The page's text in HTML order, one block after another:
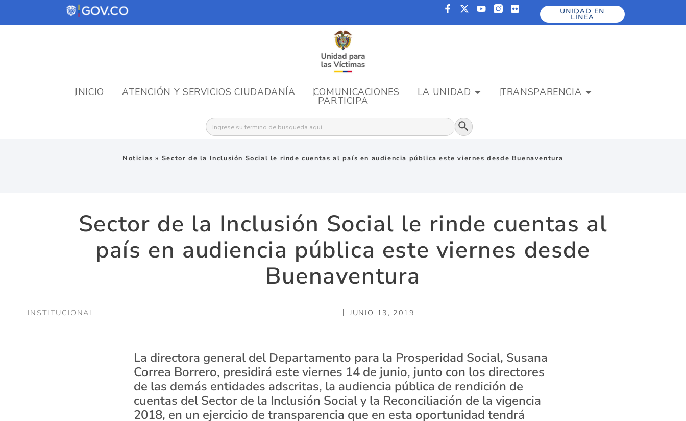
UNIDAD EN
LÍNEA
INICIO ATENCIÓN Y SERVICIOS CIUDADANÍA COMUNICACIONES LA UNIDAD TRANSPARENCIA
PARTICIPA
Buscar: Botón de búsqueda
Noticias » Sector de la Inclusión Social le rinde cuentas al país en audiencia pública este viernes desde Buenaventura
Sector de la Inclusión Social le rinde cuentas al
país en audiencia pública este viernes desde
Buenaventura
INSTITUCIONAL JUNIO 13, 2019
La directora general del Departamento para la Prosperidad Social, Susana
Correa Borrero, presidirá este viernes 14 de junio, junto con los directores
de las demás entidades adscritas, la audiencia pública de rendición de
cuentas del Sector de la Inclusión Social y la Reconciliación de la vigencia
2018, en un ejercicio de transparencia que en esta oportunidad tendrá